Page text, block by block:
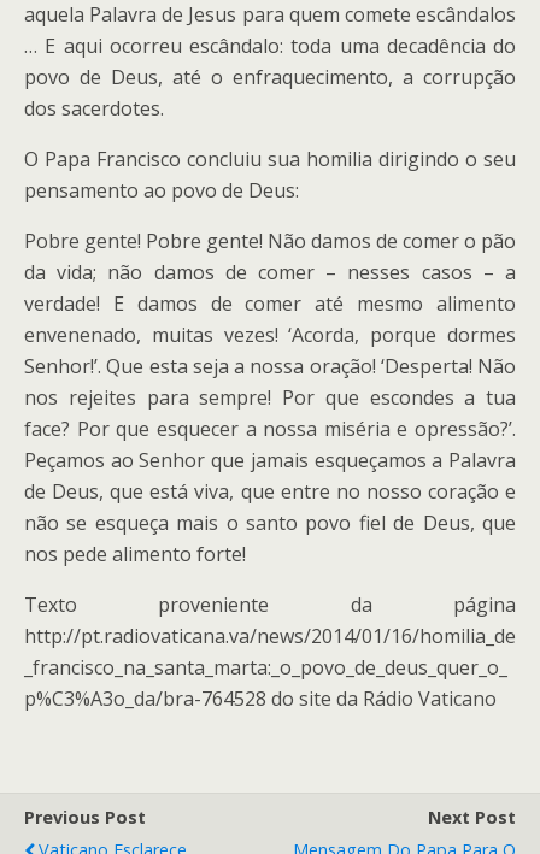
aquela Palavra de Jesus para quem comete escândalos
… E aqui ocorreu escândalo: toda uma decadência do
povo de Deus, até o enfraquecimento, a corrupção
dos sacerdotes.
O Papa Francisco concluiu sua homilia dirigindo o seu
pensamento ao povo de Deus:
Pobre gente! Pobre gente! Não damos de comer o pão
da vida; não damos de comer – nesses casos – a
verdade! E damos de comer até mesmo alimento
envenenado, muitas vezes! ‘Acorda, porque dormes
Senhor!’. Que esta seja a nossa oração! ‘Desperta! Não
nos rejeites para sempre! Por que escondes a tua
face? Por que esquecer a nossa miséria e opressão?’.
Peçamos ao Senhor que jamais esqueçamos a Palavra
de Deus, que está viva, que entre no nosso coração e
não se esqueça mais o santo povo fiel de Deus, que
nos pede alimento forte!
Texto proveniente da página
http://pt.radiovaticana.va/news/2014/01/16/homilia_de
_francisco_na_santa_marta:_o_povo_de_deus_quer_o_
p%C3%A3o_da/bra-764528 do site da Rádio Vaticano
Previous Post
Next Post